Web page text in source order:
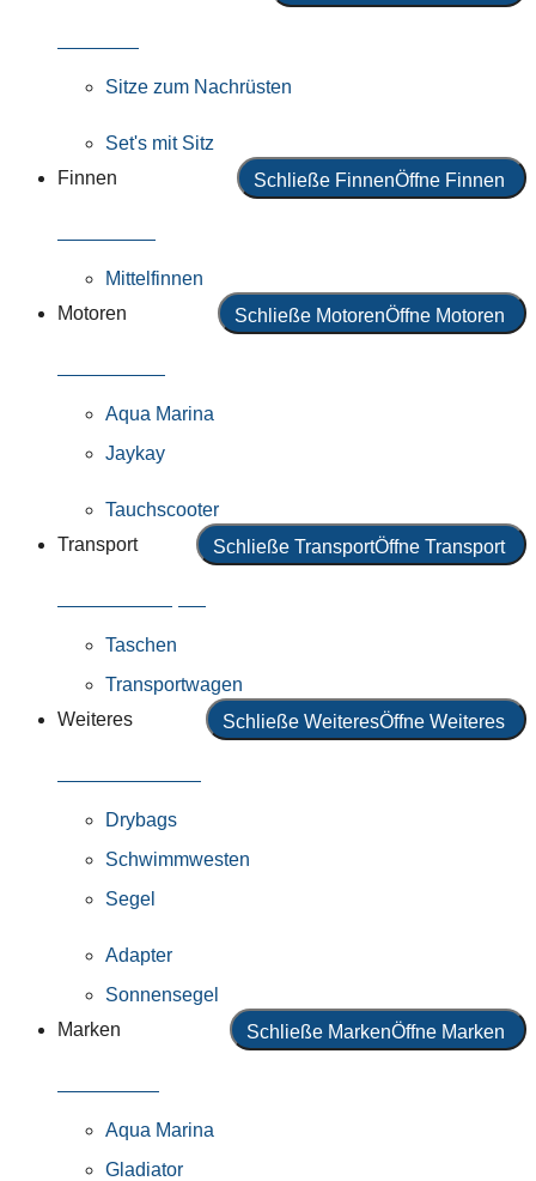
Sitze zum Nachrüsten
Set's mit Sitz
Finnen
Schließe FinnenÖffne Finnen
Mittelfinnen
Motoren
Schließe MotorenÖffne Motoren
Aqua Marina
Jaykay
Tauchscooter
Transport
Schließe TransportÖffne Transport
Taschen
Transportwagen
Weiteres
Schließe WeiteresÖffne Weiteres
Drybags
Schwimmwesten
Segel
Adapter
Sonnensegel
Marken
Schließe MarkenÖffne Marken
Aqua Marina
Gladiator